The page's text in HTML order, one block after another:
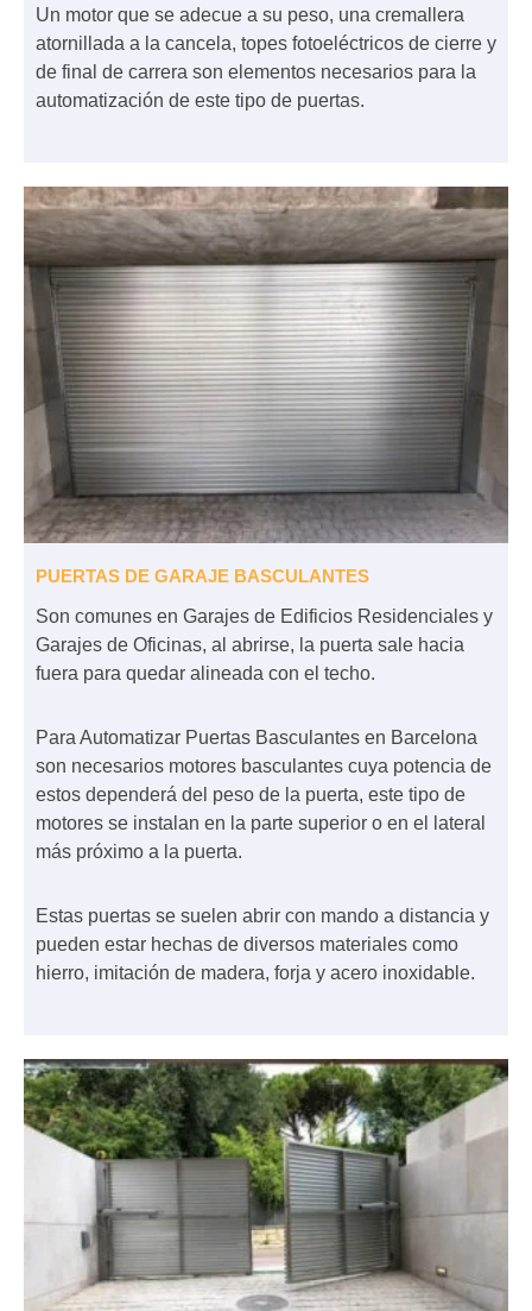
Un motor que se adecue a su peso, una cremallera
atornillada a la cancela, topes fotoeléctricos de cierre y
de final de carrera son elementos necesarios para la
automatización de este tipo de puertas.
PUERTAS DE GARAJE BASCULANTES
Son comunes en Garajes de Edificios Residenciales y
Garajes de Oficinas, al abrirse, la puerta sale hacia
fuera para quedar alineada con el techo.
Para Automatizar Puertas Basculantes en Barcelona
son necesarios motores basculantes cuya potencia de
estos dependerá del peso de la puerta, este tipo de
motores se instalan en la parte superior o en el lateral
más próximo a la puerta.
Estas puertas se suelen abrir con mando a distancia y
pueden estar hechas de diversos materiales como
hierro, imitación de madera, forja y acero inoxidable.